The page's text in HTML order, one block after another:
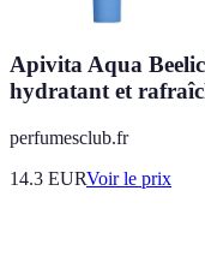
Apivita Aqua
hydratant et
perfumesclub.fr
14.3 EURVoir le prix